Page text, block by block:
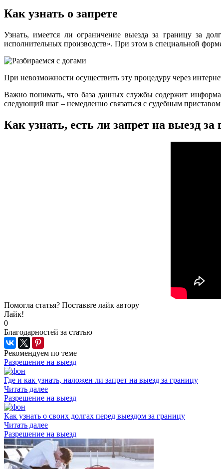
Как узнать о запрете
Узнать, имеется ли ограничение выезда за границу за
исполнительных производств». При этом в специальной
При невозможности осуществить эту процедуру через
Важно понимать, что база данных службы содержит
следующий шаг – немедленно связаться с судебным
Как узнать, есть ли запрет на выезд
Помогла статья? Поставьте лайк автору
Лайк!
0
Благодарностей за статью
Рекомендуем по теме
Разрешение на выезд
Где и как узнать, наложен ли запрет на выезд за границу
Читать далее
Разрешение на выезд
Как узнать о своих долгах перед выездом за границу
Читать далее
Разрешение на выезд